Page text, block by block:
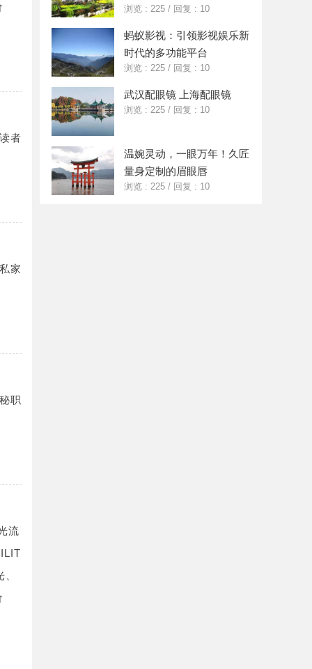
者
家
职
流
浏览 : 225 / 回复 : 10
蚂蚁影视：引领影视娱乐新
时代的多功能平台
浏览 : 225 / 回复 : 10
武汉配眼镜 上海配眼镜
浏览 : 225 / 回复 : 10
温婉灵动，一眼万年！久匠
量身定制的眉眼唇
浏览 : 225 / 回复 : 10